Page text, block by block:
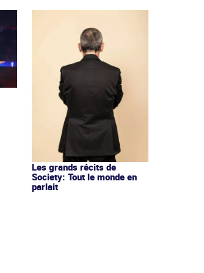
Les grands récits de
Society: Tout le monde en
parlait